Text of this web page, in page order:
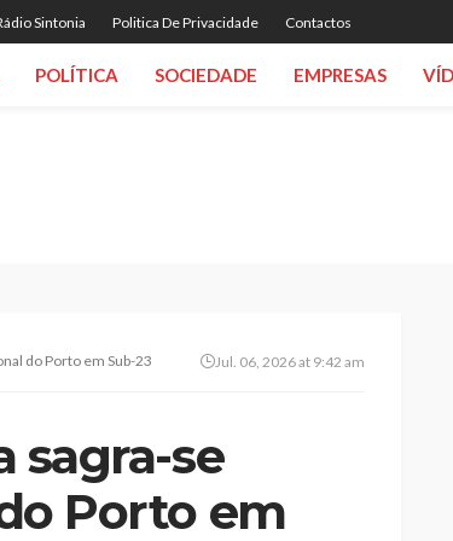
Sintonia Politica De Privacidade Contactos
POLÍTICA SOCIEDADE EMPRESAS
do Porto em Sub-23 Jul. 06, 2026 at 9:42 am
sagra-se
Porto em